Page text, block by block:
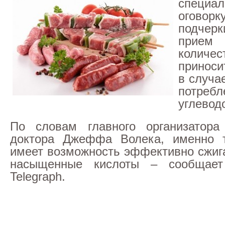
в
По словам главного организатора
доктора Джеффа Волека, именно
имеет возможность эффективно
насыщенные кислоты –
Telegraph.